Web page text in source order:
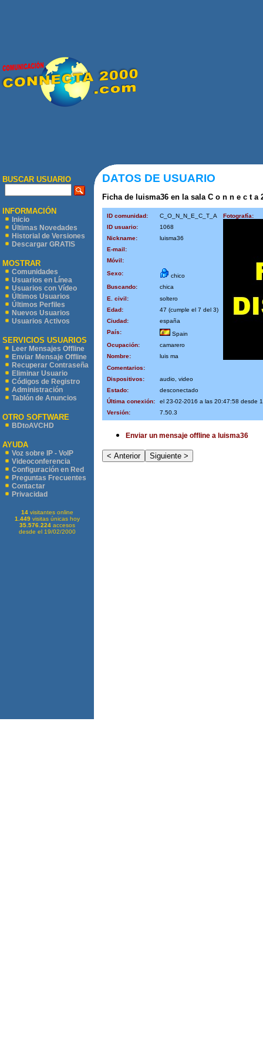
BUSCAR USUARIO
INFORMACIÓN
Inicio
Últimas Novedades
Historial de Versiones
Descargar GRATIS
MOSTRAR
Comunidades
Usuarios en Línea
Usuarios con Vídeo
Últimos Usuarios
Últimos Perfiles
Nuevos Usuarios
Usuarios Activos
SERVICIOS USUARIOS
Leer Mensajes Offline
Enviar Mensaje Offline
Recuperar Contraseña
Eliminar Usuario
Códigos de Registro
Administración
Tablón de Anuncios
OTRO SOFTWARE
BDtoAVCHD
AYUDA
Voz sobre IP - VoIP
Videoconferencia
Configuración en Red
Preguntas Frecuentes
Contactar
Privacidad
14visitantes online
1.449visitas únicas hoy
35.576.224accesos
desde el 19/02/2000
DATOS DE USUARIO
Ficha de luisma36 en la sala C o n n e c t a
ID comunidad: C_O_N_N_E_C_T_A
Fotografía:
ID usuario:
1068
Nickname:
luisma36
E-mail:
Móvil:
Sexo:
chico
Buscando:
chica
E. civil:
soltero
Edad:
47 (cumple el 7 del 3)
Ciudad:
españa
País:
Spain
Ocupación:
camarero
Nombre:
luis ma
Comentarios:
Dispositivos:
audio, video
Estado:
desconectado
Última conexión:
el 23-02-2016 a las 20:47:58 desde
Versión:
7.50.3
Enviar un mensaje offline a luisma36